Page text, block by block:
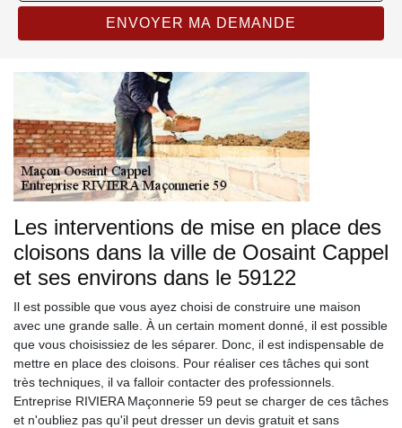
Les interventions de mise en place des
cloisons dans la ville de Oosaint Cappel
et ses environs dans le 59122
Il est possible que vous ayez choisi de construire une maison
avec une grande salle. À un certain moment donné, il est possible
que vous choisissiez de les séparer. Donc, il est indispensable de
mettre en place des cloisons. Pour réaliser ces tâches qui sont
très techniques, il va falloir contacter des professionnels.
Entreprise RIVIERA Maçonnerie 59 peut se charger de ces tâches
et n'oubliez pas qu'il peut dresser un devis gratuit et sans